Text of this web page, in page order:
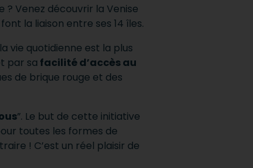
? Venez découvrir la Venise
la liaison entre ses 14 îles.
vie quotidienne est la plus
par sa facilité d’accès au
de brique rouge et des
”. Le but de cette initiative
toutes les formes de
! C’est un réel plaisir de